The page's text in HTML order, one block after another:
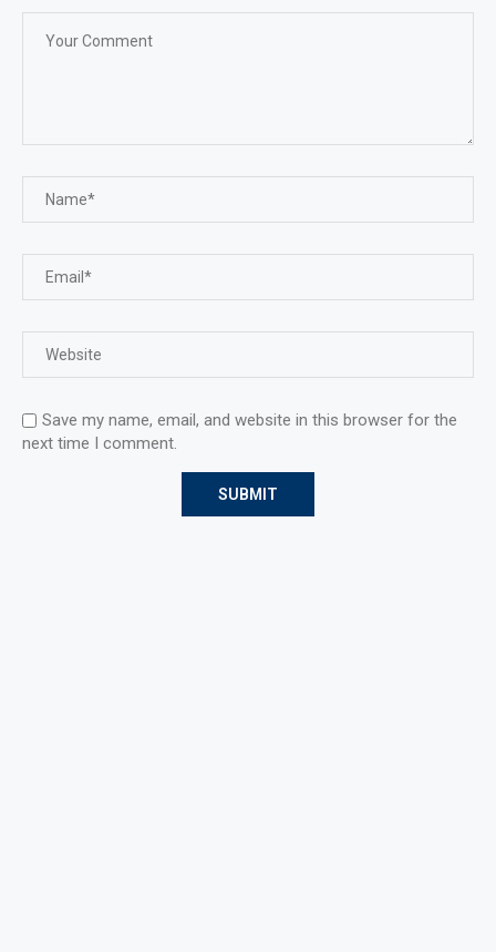
Save my name, email, and website in this browser for the
next time I comment.